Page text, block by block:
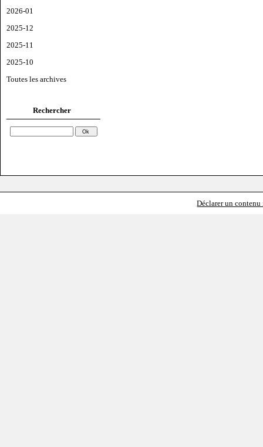
2026-01
2025-12
2025-11
2025-10
Toutes les archives
Rechercher
Déclarer un